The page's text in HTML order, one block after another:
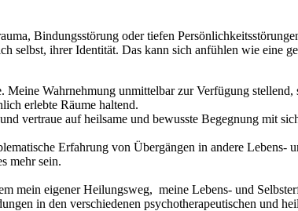
Bindungsstörung oder tiefen
selbst, ihrer Identität. Das kann sich anfühlen wie eine
Wahrnehmung unmittelbar zur Verfügung
erlebte Räume haltend.
vertraue auf heilsame und bewusste Begegnung mit
Erfahrung von Übergängen in andere Lebens-
mehr sein.
mein eigener Heilungsweg, meine Lebens- und
in den verschiedenen psychotherapeutischen und